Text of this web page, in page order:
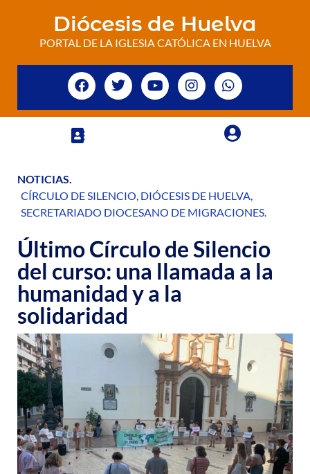
Diócesis de Huelva
PORTAL DE LA IGLESIA CATÓLICA EN HUELVA
NOTICIAS.
CÍRCULO DE SILENCIO, DIÓCESIS DE HUELVA,
SECRETARIADO DIOCESANO DE MIGRACIONES.
Último Círculo de Silencio
del curso: una llamada a la
humanidad y a la
solidaridad